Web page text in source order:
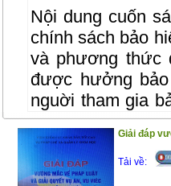
Nội dung cuốn
chính sách bảo
và phương thức
được hưởng
nguời tham gia
bệnh bảo hiểm
các bên liên
Cuốn sách gồm 2
Giải đáp
Tải về: